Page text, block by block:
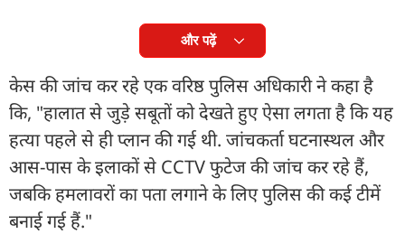
और पढ़ें
केस की जांच कर रहे एक वरिष्ठ पुलिस अधिकारी ने कहा है
कि, "हालात से जुड़े सबूतों को देखते हुए ऐसा लगता है कि यह
हत्या पहले से ही प्लान की गई थी. जांचकर्ता घटनास्थल और
आस-पास के इलाकों से CCTV फुटेज की जांच कर रहे हैं,
जबकि हमलावरों का पता लगाने के लिए पुलिस की कई टीमें
बनाई गई हैं."